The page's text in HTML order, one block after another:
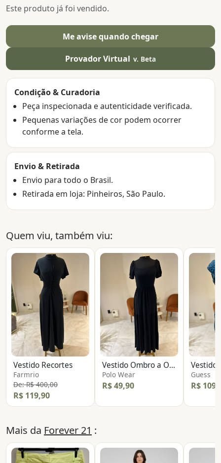
Este produto já foi vendido.
Me avise quando chegar
Provador Virtual v. Beta
Condição & Curadoria
Peça inspecionada e autenticidade verificada.
Pequenas variações de cor podem ocorrer
conforme a tela.
Envio & Retirada
Envio para todo o Brasil.
Retirada em loja: Pinheiros, São Paulo.
Quem viu, também viu:
Vestido Recortes
Farmrio
De: R$ 400,00
R$ 119,90
Vestido Ombro a Ombro Shine
Polo Wear
R$ 49,90
Guess
R$
Mais da Forever 21 :